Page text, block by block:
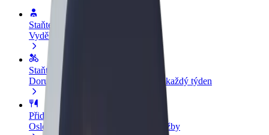
Staňte se řidičem
Vydělávejte podle sebe
Staňte se kurýrem
Doručujte jídlo a dostávejte výplatu každý týden
Přidejte restauraci nebo obchod
Oslovte více zákazníků a zvyšte si tržby